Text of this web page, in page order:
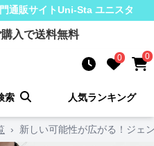
通販サイトUni-Sta ユニスタ
入で送料無料
0 0
索 人気ランキング
› 新しい可能性が広がる！ジェ